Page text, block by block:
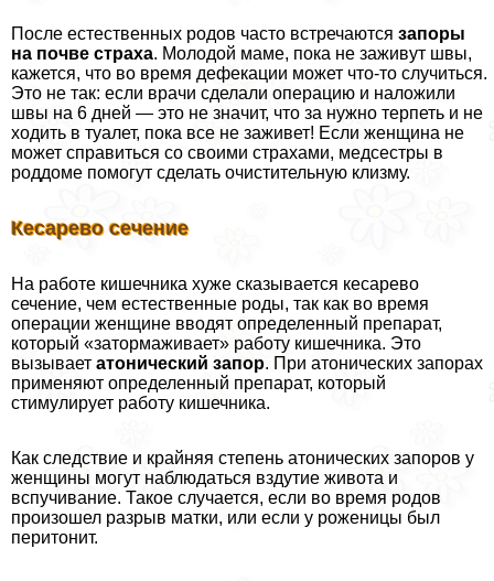
После естественных родов часто встречаются запоры
на почве стpaxa. Молодой маме, пока не заживут швы,
кажется, что во время дефекации может что-то случиться.
Это не так: если врачи сделали операцию и наложили
швы на 6 дней — это не значит, что за нужно терпеть и не
ходить в туалет, пока все не заживет! Если женщина не
может справиться со своими стpaxaми, медсестры в
роддоме помогут сделать очистительную клизму.
Кесарево сечение
На работе кишечника хуже сказывается кесарево
сечение, чем естественные роды, так как во время
операции женщине вводят определенный препарат,
который «затормаживает» работу кишечника. Это
вызывает атонический запор. При атонических запорах
применяют определенный препарат, который
стимулирует работу кишечника.
Как следствие и крайняя степень атонических запоров у
женщины могут наблюдаться вздутие живота и
вспучивание. Такое случается, если во время родов
произошел разрыв матки, или если у роженицы был
перитонит.